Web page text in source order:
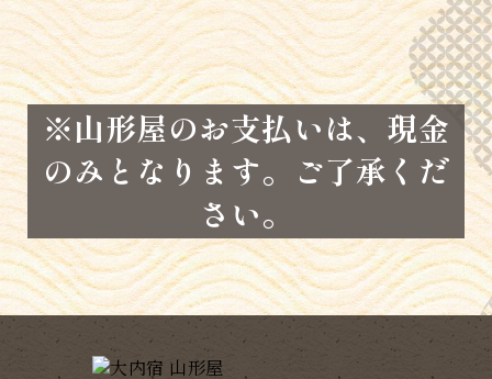
※山形屋のお支払いは、現金
のみとなります。ご了承くだ
さい。